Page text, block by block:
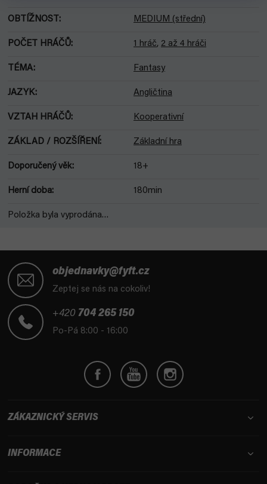
OBTÍŽNOST : MEDIUM (střední)
POČET HRÁČŮ: 1 hráč, 2 až 4 hráči
TÉMA: Fantasy
JAZYK: Angličtina
VZTAH HRÁČŮ: Kooperativní
ZÁKLAD / ROZŠÍŘENÍ: Základní hra
Doporučený věk: 18+
Herní doba: 180min
Položka byla vyprodána…
objednavky@fyft.cz
Zeptej se nás na cokoliv!
+420 704 265 150
Po-Pá 8:00 - 16:00
ZÁKAZNICKÝ SERVIS
INFORMACE